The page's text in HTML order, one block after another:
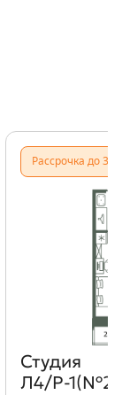
Рассрочка до
Студия
Л4/Р-